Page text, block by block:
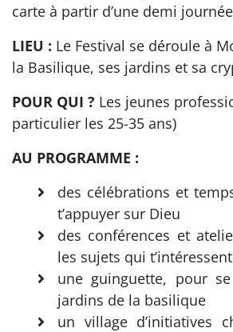
carte à partir d’une demi
LIEU : Le Festival se déroule à
la Basilique, ses jardins et sa
POUR QUI ? Les jeunes
particulier les 25-35 ans)
AU PROGRAMME :
des célébrations et
t’appuyer sur Dieu
des conférences et
les sujets qui t’intéressent
une guinguette, pour
jardins de la basilique
un village d’initiatives